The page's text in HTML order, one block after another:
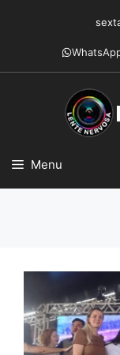
conteúdo
Menu